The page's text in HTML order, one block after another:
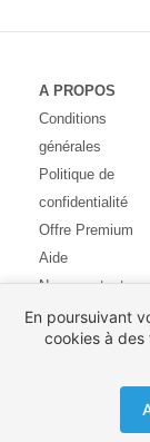
A PROPOS
Conditions
générales
Politique de
confidentialité
Offre Premium
Aide
Nous contacter
Avis des
utilisateurs
En poursuivant
cookies à des